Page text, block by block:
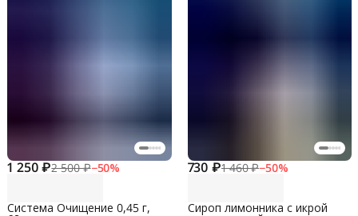
1 250 ₽2 500 ₽−50%
Система Очищение 0,45 г,
730 ₽1 460 ₽−50%
Сироп лимонника с икрой